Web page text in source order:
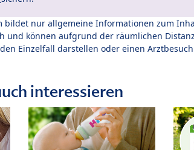
bildet nur allgemeine Informationen zum
und können aufgrund der räumlichen
Einzelfall darstellen oder einen
interessieren